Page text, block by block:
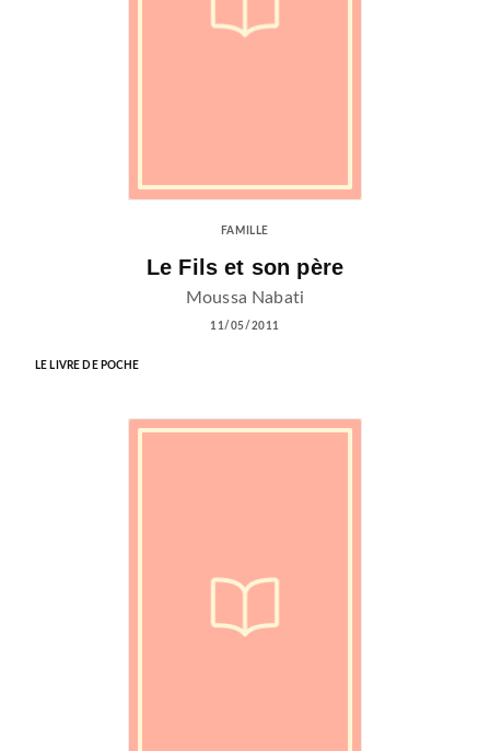
FAMILLE
Le Fils et son père
Moussa Nabati
11/05/2011
LE LIVRE DE POCHE